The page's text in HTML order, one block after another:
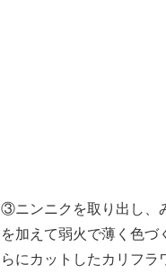
③ニンニクを取り出し、
を加えて弱火で薄く色づ
らにカットしたカリフラ